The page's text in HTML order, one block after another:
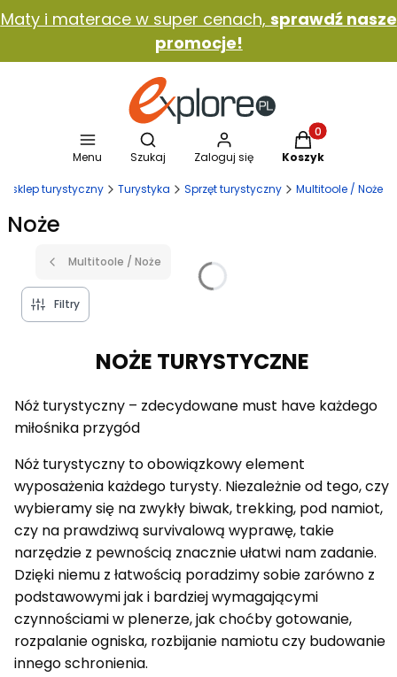
Maty i materace w super cenach, sprawdź nasze
promocje!
Menu
Otwórz wyszukiwarkę
Szukaj Zaloguj się
Produkty w
Koszyk
- sklep turystyczny Turystyka Sprzęt turystyczny Multitoole / Noże
Noże
Multitoole / Noże
Filtry
NOŻE TURYSTYCZNE
Nóż turystyczny – zdecydowane must have każdego
miłośnika przygód
Nóż turystyczny to obowiązkowy element
wyposażenia każdego turysty. Niezależnie od tego, czy
wybieramy się na zwykły biwak, trekking, pod namiot,
czy na prawdziwą survivalową wyprawę, takie
narzędzie z pewnością znacznie ułatwi nam zadanie.
Dzięki niemu z łatwością poradzimy sobie zarówno z
podstawowymi jak i bardziej wymagającymi
czynnościami w plenerze, jak choćby gotowanie,
rozpalanie ogniska, rozbijanie namiotu czy budowanie
innego schronienia.